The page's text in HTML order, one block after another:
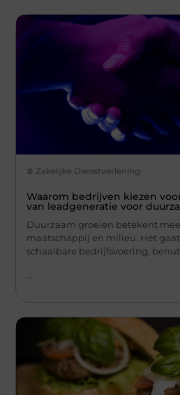
Zakelijke Dienstverlening
Waarom bedrijven kiezen
van leadgeneratie voor
Duurzaam groeien betekent
maatschappij en milieu. Het
schaalbare bedrijfsvoering,